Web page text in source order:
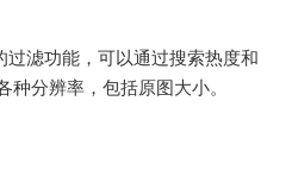
滤功能，可以通过搜索热度和
分辨率，包括原图大小。